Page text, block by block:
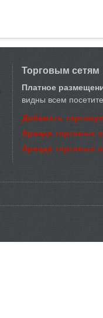
Торговым сетям
Платное
видны всем
Добавить
Аренда торговых
Аренда торговых